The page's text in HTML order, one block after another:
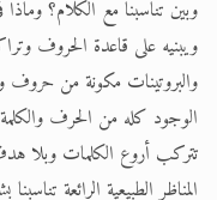
وبين تناسبنا مع الكلام؟
ويبنيه على قاعدة الحروف
والبروتينات مكونة من
الوجود كله من الحرف
تتركب أروع الكلمات وبلا
المناظر الطبيعية الرائعة